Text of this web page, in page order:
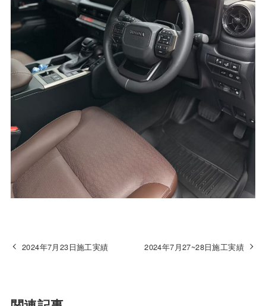
2024年7月23日施工実績 2024年7月27~28日施工実績